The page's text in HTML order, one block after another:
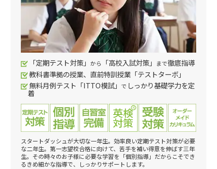
「定期テスト対策」 から 「高校入試対策」 まで徹底指導
教科書準拠の授業、直前特訓授業「テストターボ」
無料月例テスト「ITTO模試」 で しっかり基礎学力を定
着
スタートダッシュが大切な一年生。効率良い定期テスト対策が必要
な二年生。第一志望校合格に向けて、苦手を補い得意を伸ばす三年
生。その時々のお子様に必要な学習を「個別指導」だからこそでき
るきめ細かな指導で、しっかりサポートします。